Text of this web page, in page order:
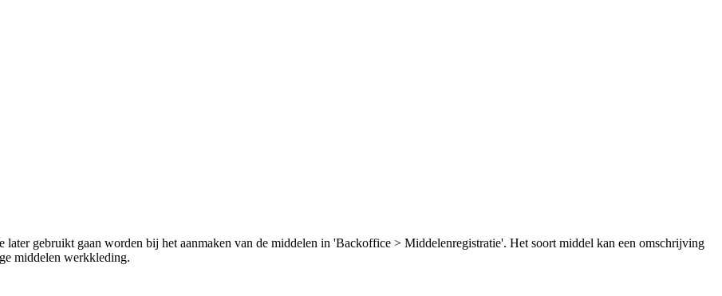
later gebruikt gaan worden bij het aanmaken van de middelen in 'Backoffice > Middelenregistratie'. Het soort middel kan een omschrijving
middelen werkkleding.